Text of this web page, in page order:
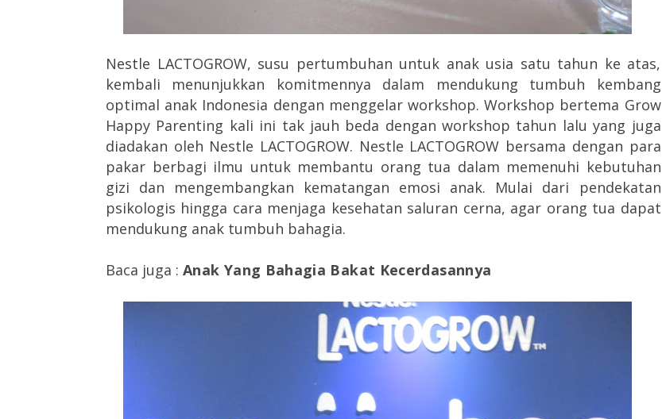
Nestle LACTOGROW, susu pertumbuhan untuk anak usia satu tahun ke atas,
kembali menunjukkan komitmennya dalam mendukung tumbuh kembang
optimal anak Indonesia dengan menggelar workshop. Workshop bertema Grow
Happy Parenting kali ini tak jauh beda dengan workshop tahun lalu yang juga
diadakan oleh Nestle LACTOGROW. Nestle LACTOGROW bersama dengan para
pakar berbagi ilmu untuk membantu orang tua dalam memenuhi kebutuhan
gizi dan mengembangkan kematangan emosi anak. Mulai dari pendekatan
psikologis hingga cara menjaga kesehatan saluran cerna, agar orang tua dapat
mendukung anak tumbuh bahagia.
Baca juga : Anak Yang Bahagia Bakat Kecerdasannya